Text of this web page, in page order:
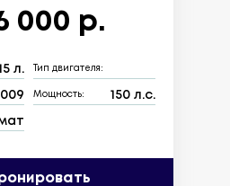
000 р.
л. Тип двигателя:
Мощность: 150 л.с.